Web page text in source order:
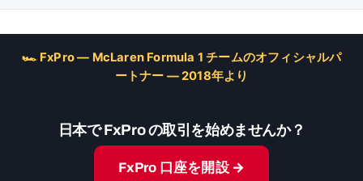
🏎 FxPro — McLaren Formula 1 チームのオフィシャルパ
ートナー — 2018年より
日本で FxPro の取引を始めませんか？
FxPro 口座を開設 →